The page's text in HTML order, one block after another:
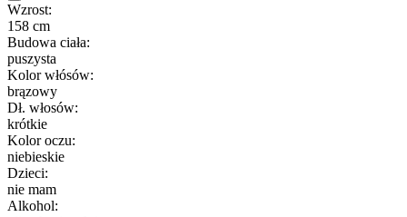
Wzrost:
158 cm
Budowa ciała:
puszysta
Kolor włósów:
brązowy
Dł. włosów:
krótkie
Kolor oczu:
niebieskie
Dzieci:
nie mam
Alkohol: